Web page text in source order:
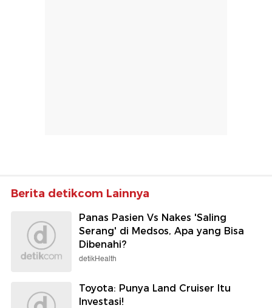
Berita detikcom Lainnya
Panas Pasien Vs Nakes 'Saling
Serang' di Medsos, Apa yang Bisa
Dibenahi?
detikHealth
Toyota: Punya Land Cruiser Itu
Investasi!